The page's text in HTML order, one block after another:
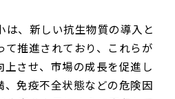
は、新しい抗生物質の導入と
て推進されており、これらが
させ、市場の成長を促進し
、免疫不全状態などの危険因